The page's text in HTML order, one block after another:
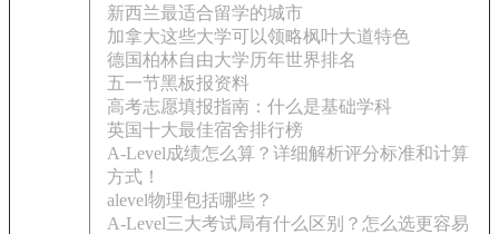
新西兰最适合留学的城市
加拿大这些大学可以领略枫叶大道特色
德国柏林自由大学历年世界排名
五一节黑板报资料
高考志愿填报指南：什么是基础学科
英国十大最佳宿舍排行榜
A-Level成绩怎么算？详细解析评分标准和计算
方式！
alevel物理包括哪些？
A-Level三大考试局有什么区别？怎么选更容易